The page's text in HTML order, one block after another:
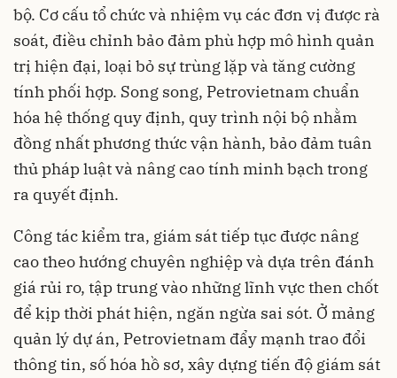
bộ. Cơ cấu tổ chức và nhiệm vụ các đơn vị được rà
soát, điều chỉnh bảo đảm phù hợp mô hình quản
trị hiện đại, loại bỏ sự trùng lặp và tăng cường
tính phối hợp. Song song, Petrovietnam chuẩn
hóa hệ thống quy định, quy trình nội bộ nhằm
đồng nhất phương thức vận hành, bảo đảm tuân
thủ pháp luật và nâng cao tính minh bạch trong
ra quyết định.
Công tác kiểm tra, giám sát tiếp tục được nâng
cao theo hướng chuyên nghiệp và dựa trên đánh
giá rủi ro, tập trung vào những lĩnh vực then chốt
để kịp thời phát hiện, ngăn ngừa sai sót. Ở mảng
quản lý dự án, Petrovietnam đẩy mạnh trao đổi
thông tin, số hóa hồ sơ, xây dựng tiến độ giám sát